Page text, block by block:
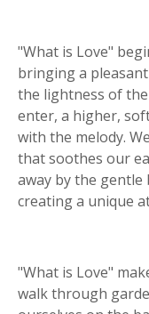
"What is Love"
bringing a
the lightness of the
enter, a higher,
with the melody.
that soothes our
away by the
creating a unique
"What is Love"
walk through